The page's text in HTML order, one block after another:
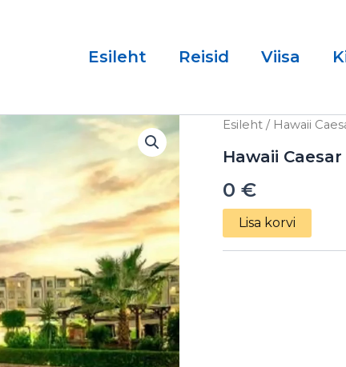
Esileht Reisid Viisa
Esileht/ Hawaii
Hawaii
0 €
Hawaii
Dreams
Park
10.03.2025
kogus
Lisa korvi